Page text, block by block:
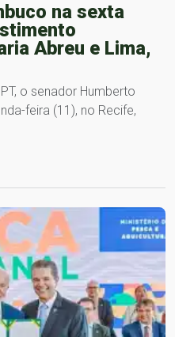
na sexta
Abreu e Lima,
o senador Humberto
feira (11), no Recife,